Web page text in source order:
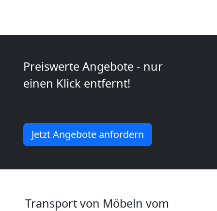
Preiswerte Angebote - nur
einen Klick entfernt!
Jetzt Angebote anfordern
Transport von Möbeln vom
Umzug
Nationaler